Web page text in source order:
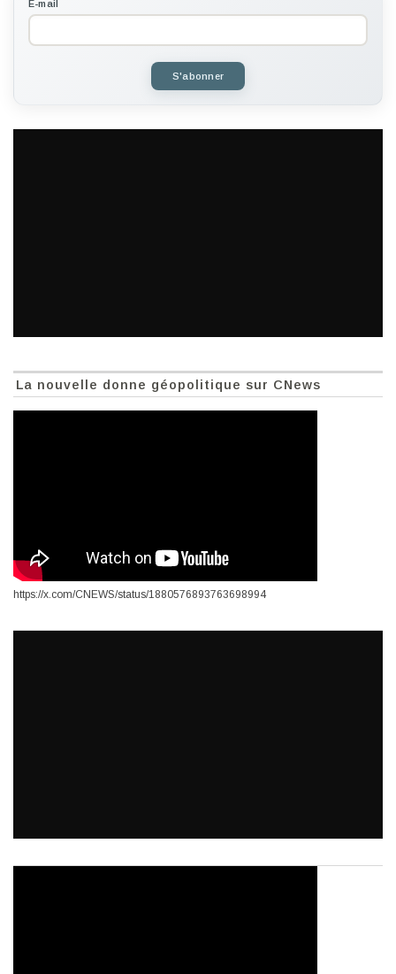
E-mail
S'abonner
La nouvelle donne géopolitique sur CNews
https://x.com/CNEWS/status/1880576893763698994